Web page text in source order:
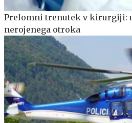
Prelomni trenutek v kirurgiji:
nerojenega otroka